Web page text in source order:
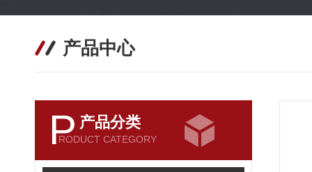
产品中心
P 产品分类
RODUCT CATEGORY